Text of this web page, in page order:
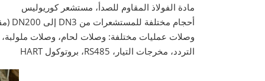
مادة الفولاذ المقاوم للصدأ، مستشعر كوريوليس
أحجام مختلفة للمستشعرات من DN3 إلى DN200 (مقياس تدفق كوريوليس 8 بوصة)
وصلات عمليات مختلفة: وصلات لحام، وصلات
التردد، مخرجات التيار، RS485، بروتوكول HART